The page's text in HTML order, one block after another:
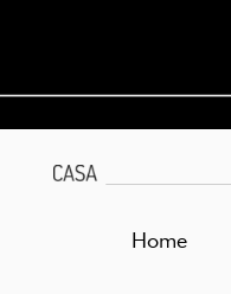
Home